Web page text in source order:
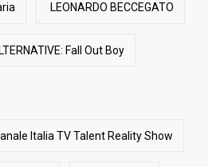
LEONARDO BECCEGATO
Fall Out Boy
Italia TV Talent Reality Show